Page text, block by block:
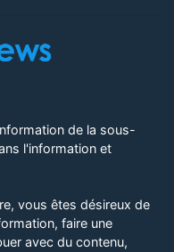
de la sous-
l'information et
vous êtes désireux de
faire une
avec du contenu,